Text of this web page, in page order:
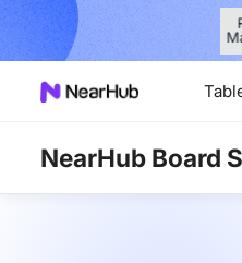
An
NearHub Board